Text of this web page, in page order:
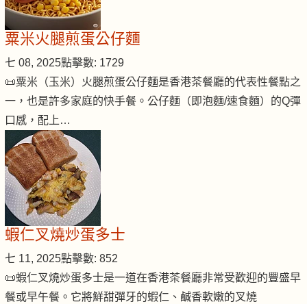
粟米火腿煎蛋公仔麵
七 08, 2025點擊數: 1729
📜粟米（玉米）火腿煎蛋公仔麵是香港茶餐廳的代表性餐點之
一，也是許多家庭的快手餐。公仔麵（即泡麵/速食麵）的Q彈
口感，配上…
蝦仁叉燒炒蛋多士
七 11, 2025點擊數: 852
📜蝦仁叉燒炒蛋多士是一道在香港茶餐廳非常受歡迎的豐盛早
餐或早午餐。它將鮮甜彈牙的蝦仁、鹹香軟嫩的叉燒